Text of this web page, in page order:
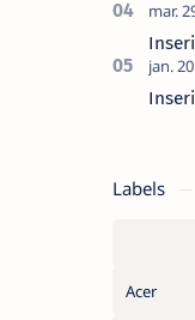
Labels
Acer